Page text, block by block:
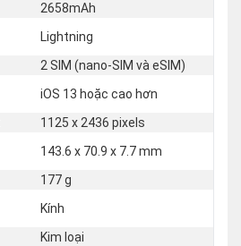
2658mAh
Lightning
2 SIM (nano‑SIM và eSIM)
iOS 13 hoặc cao hơn
1125 x 2436 pixels
143.6 x 70.9 x 7.7 mm
177 g
Kính
Kim loại